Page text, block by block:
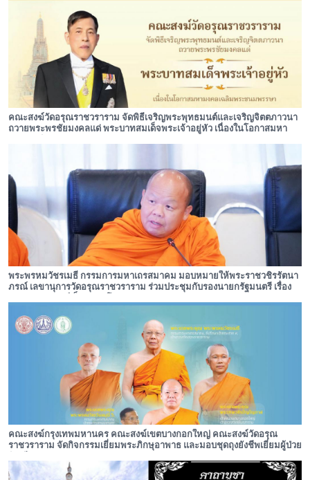
คณะสงฆ์วัดอรุณราชวราราม จัดพิธีเจริญพระพุทธมนต์และเจริญจิตตภาวนา
ถวายพระพรชัยมงคลแด่ พระบาทสมเด็จพระเจ้าอยู่หัว เนื่องในโอกาสมหา
พระพรหมวัชรเมธี กรรมการมหาเถรสมาคม มอบหมายให้พระราชวชิรรัตนา
ภรณ์ เลขานุการวัดอรุณราชวราราม ร่วมประชุมกับรองนายกรัฐมนตรี เรื่อง
คณะสงฆ์กรุงเทพมหานคร คณะสงฆ์เขตบางกอกใหญ่ คณะสงฆ์วัดอรุณ
ราชวราราม จัดกิจกรรมเยี่ยมพระภิกษุอาพาธ และมอบชุดถุงยังชีพเยี่ยมผู้ป่วย